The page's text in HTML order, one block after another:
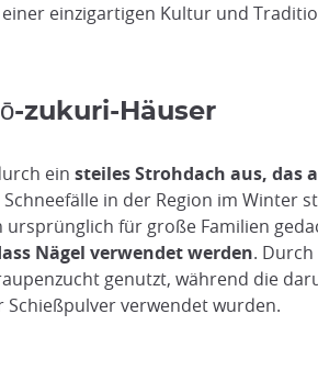
einzigartigen Kultur und
zukuri-Häuser
ein steiles Strohdach aus, das
in der Region im Winter
für große Familien
Nägel verwendet werden.
genutzt, während die
Schießpulver verwendet wurden.